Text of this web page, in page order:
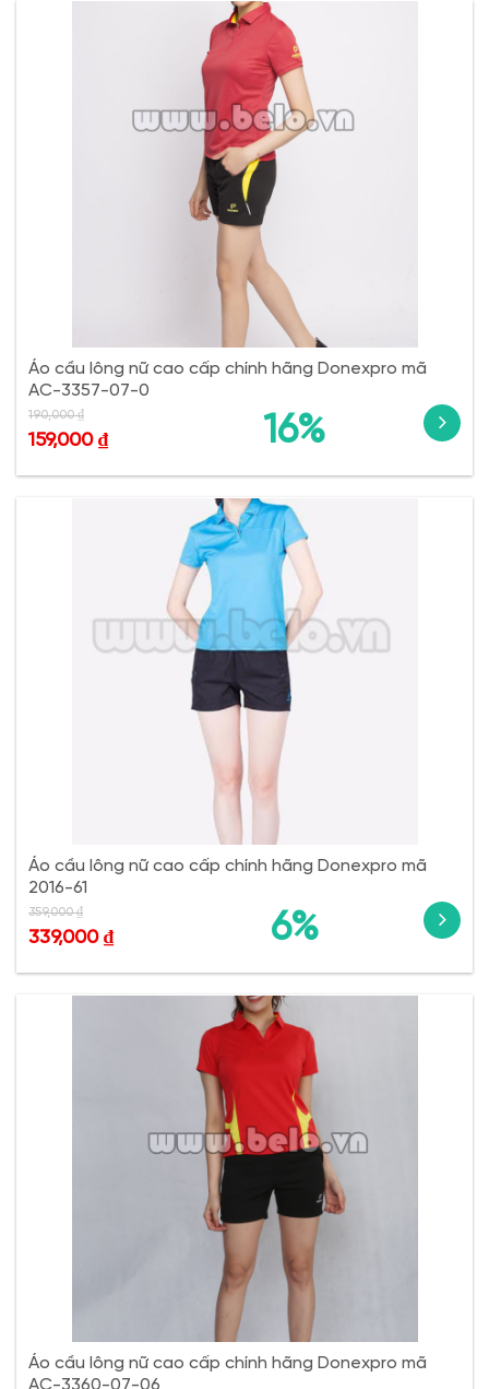
Áo cầu lông nữ cao cấp chính hãng Donexpro mã
AC-3357-07-0
16%
190,000₫
159,000 ₫
Áo cầu lông nữ cao cấp chính hãng Donexpro mã
2016-61
6%
359,000₫
339,000 ₫
Áo cầu lông nữ cao cấp chính hãng Donexpro mã